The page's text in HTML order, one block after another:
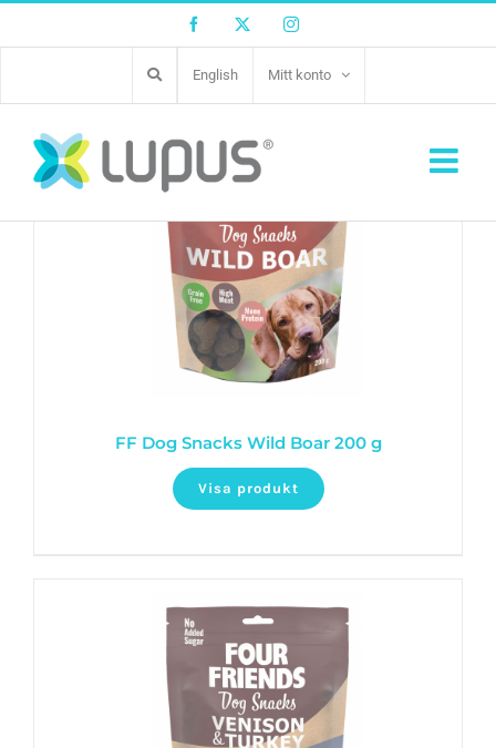
Facebook Twitter Instagram
English Mitt konto
FF Dog Snacks Wild Boar 200 g
Visa produkt